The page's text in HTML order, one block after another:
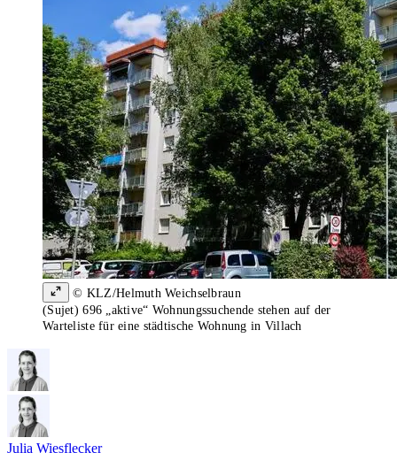
© KLZ/Helmuth Weichselbraun
(Sujet) 696 „aktive“ Wohnungssuchende stehen auf der
Warteliste für eine städtische Wohnung in Villach
Julia Wiesflecker